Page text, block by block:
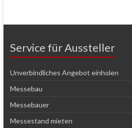
Service für Aussteller
Unverbindliches Angebot einholen
Messebau
Messebauer
Messestand mieten